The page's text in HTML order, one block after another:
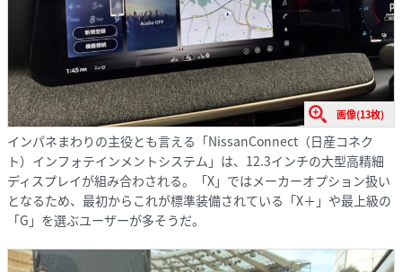
画像(13枚)
インパネまわりの主役とも言える「NissanConnect（日産コネク
ト）インフォテインメントシステム」は、12.3インチの大型高精細
ディスプレイが組み合わされる。「X」ではメーカーオプション扱い
となるため、最初からこれが標準装備されている「X＋」や最上級の
「G」を選ぶユーザーが多そうだ。